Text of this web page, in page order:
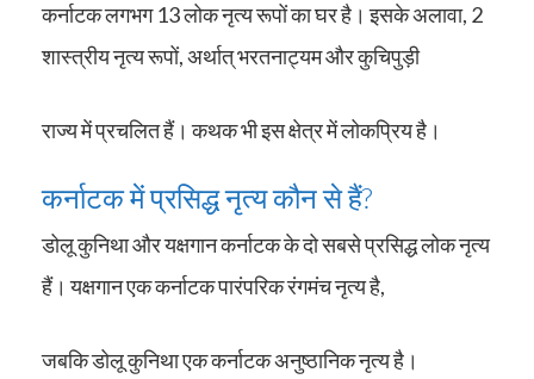
कर्नाटक लगभग 13 लोक नृत्य रूपों का घर है। इसके अलावा, 2
शास्त्रीय नृत्य रूपों, अर्थात् भरतनाट्यम और कुचिपुड़ी
राज्य में प्रचलित हैं। कथक भी इस क्षेत्र में लोकप्रिय है।
कर्नाटक में प्रसिद्ध नृत्य कौन से हैं?
डोलू कुनिथा और यक्षगान कर्नाटक के दो सबसे प्रसिद्ध लोक नृत्य
हैं। यक्षगान एक कर्नाटक पारंपरिक रंगमंच नृत्य है,
जबकि डोलू कुनिथा एक कर्नाटक अनुष्ठानिक नृत्य है।